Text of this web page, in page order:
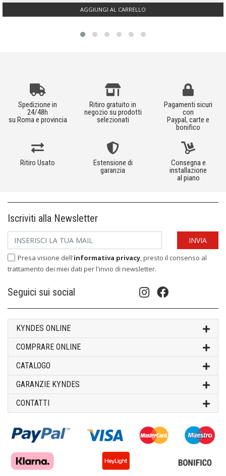
AGGIUNGI AL CARRELLO
Spedizione in
24/48h
su Roma e provincia
Ritiro gratuito in
negozio su prodotti
selezionati
Pagamenti sicuri
con
Paypal, carte e
bonifico
Ritiro Usato
Estensione di
garanzia
Consegna e
installazione
al piano
Iscriviti alla Newsletter
Presa visione dell'informativa privacy , presto il consenso al
trattamento dei miei dati per l'invio di newsletter.
Seguici sui social
KYNDES ONLINE
COMPRARE ONLINE
CATALOGO
GARANZIE KYNDES
CONTATTI